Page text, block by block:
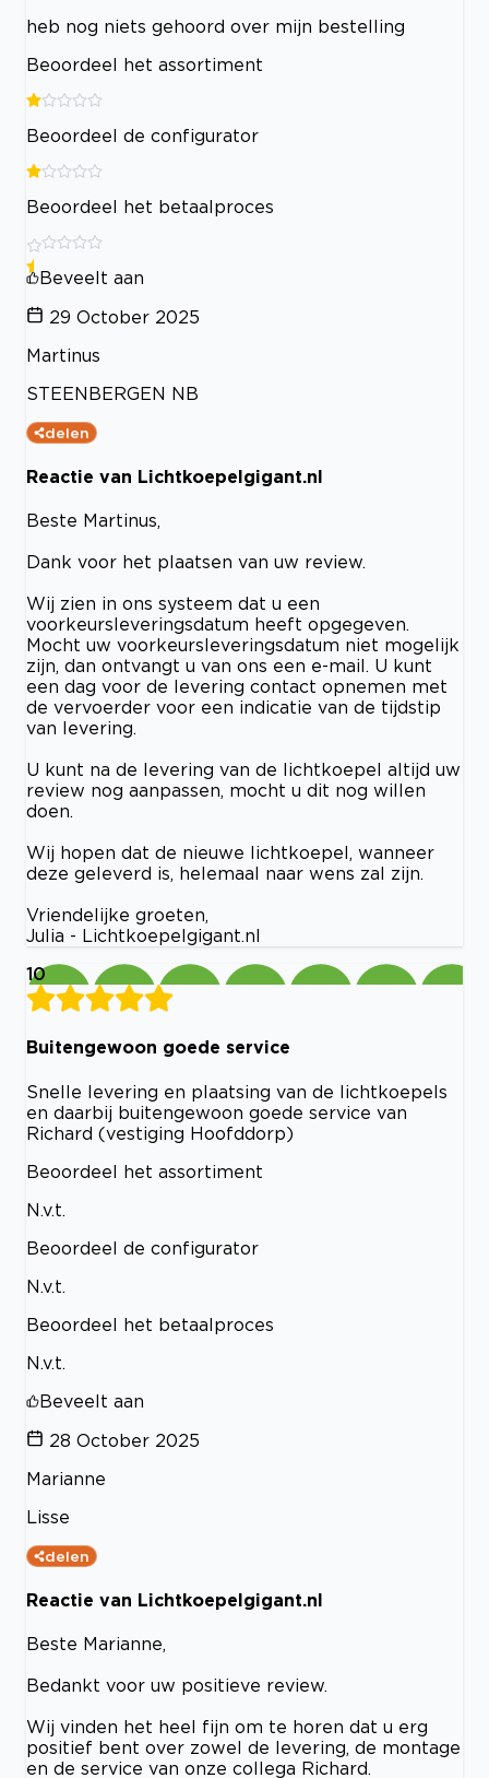
heb nog niets gehoord over mijn bestelling
Beoordeel het assortiment
Beoordeel de configurator
Beoordeel het betaalproces
Beveelt aan
29 October 2025
Martinus
STEENBERGEN NB
delen
Reactie van Lichtkoepelgigant.nl
Beste Martinus,
Dank voor het plaatsen van uw review.
Wij zien in ons systeem dat u een
voorkeursleveringsdatum heeft opgegeven.
Mocht uw voorkeursleveringsdatum niet mogelijk
zijn, dan ontvangt u van ons een e-mail. U kunt
een dag voor de levering contact opnemen met
de vervoerder voor een indicatie van de tijdstip
van levering.
U kunt na de levering van de lichtkoepel altijd uw
review nog aanpassen, mocht u dit nog willen
doen.
Wij hopen dat de nieuwe lichtkoepel, wanneer
deze geleverd is, helemaal naar wens zal zijn.
Vriendelijke groeten,
Julia - Lichtkoepelgigant.nl
10
Buitengewoon goede service
Snelle levering en plaatsing van de lichtkoepels
en daarbij buitengewoon goede service van
Richard (vestiging Hoofddorp)
Beoordeel het assortiment
N.v.t.
Beoordeel de configurator
N.v.t.
Beoordeel het betaalproces
N.v.t.
Beveelt aan
28 October 2025
Marianne
Lisse
delen
Reactie van Lichtkoepelgigant.nl
Beste Marianne,
Bedankt voor uw positieve review.
Wij vinden het heel fijn om te horen dat u erg
positief bent over zowel de levering, de montage
en de service van onze collega Richard.